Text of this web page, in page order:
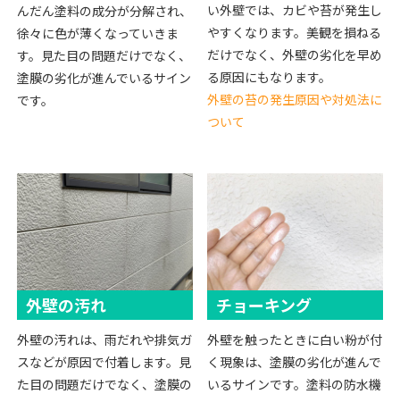
んだん塗料の成分が分解され、
徐々に色が薄くなっていきま
す。見た目の問題だけでなく、
塗膜の劣化が進んでいるサイン
です。
い外壁では、カビや苔が発生し
やすくなります。美観を損ねる
だけでなく、外壁の劣化を早め
る原因にもなります。
外壁の苔の発生原因や対処法に
ついて
外壁の汚れ
外壁の汚れは、雨だれや排気ガ
スなどが原因で付着します。見
た目の問題だけでなく、塗膜の
チョーキング
外壁を触ったときに白い粉が付
く現象は、塗膜の劣化が進んで
いるサインです。塗料の防水機